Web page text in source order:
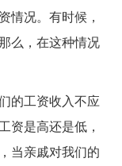
情况。有时候，
么，在这种情况
的工资收入不应
资是高还是低，
当亲戚对我们的